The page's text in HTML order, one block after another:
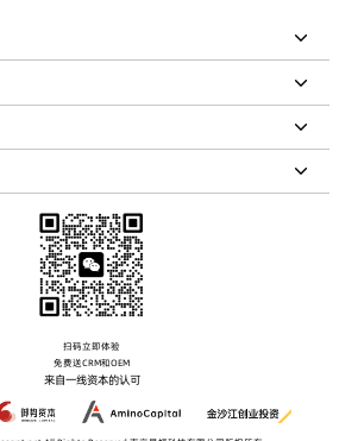
扫码立即体验
免费送CRM和OEM
来自一线资本的认可